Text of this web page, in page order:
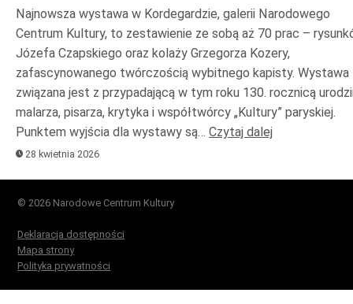
Najnowsza wystawa w Kordegardzie, galerii Narodowego
Centrum Kultury, to zestawienie ze sobą aż 70 prac –
Józefa Czapskiego oraz kolaży Grzegorza Kozery,
zafascynowanego twórczością wybitnego kapisty. Wystawa
związana jest z przypadającą w tym roku 130. rocznicą
malarza, pisarza, krytyka i współtwórcy „Kultury” paryskiej.
Punktem wyjścia dla wystawy są… Czytaj dalej
28 kwietnia 2026
© 2026 Narodowe Centrum Kultury
Deklaracja dostępności
Mapa strony
Polityka prywatności